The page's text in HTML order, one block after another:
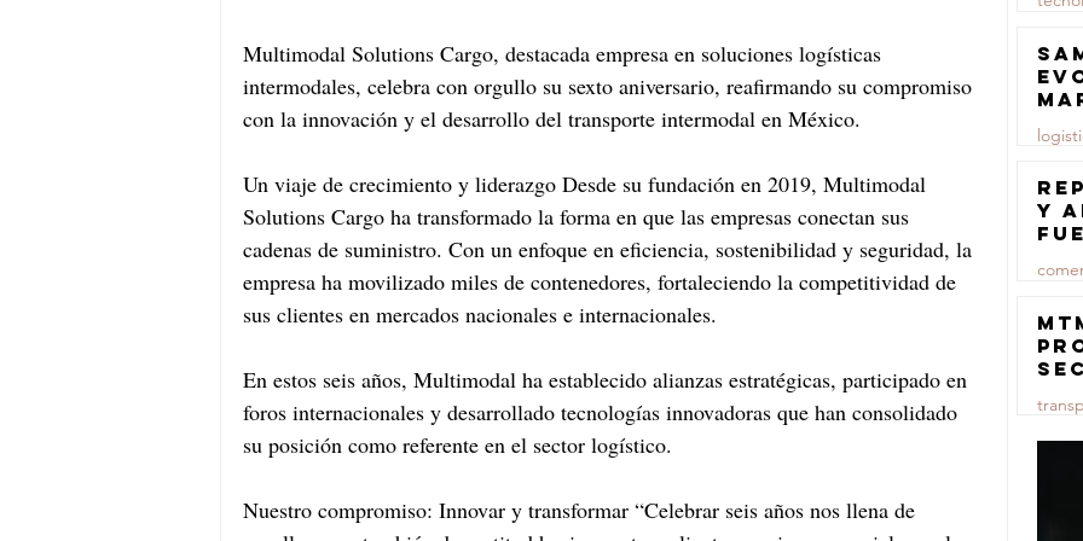
Multimodal Solutions Cargo, destacada empresa en soluciones logísticas
intermodales, celebra con orgullo su sexto aniversario, reafirmando su compromiso
con la innovación y el desarrollo del transporte intermodal en México.
Un viaje de crecimiento y liderazgo Desde su fundación en 2019, Multimodal
Solutions Cargo ha transformado la forma en que las empresas conectan sus
cadenas de suministro. Con un enfoque en eficiencia, sostenibilidad y seguridad, la
empresa ha movilizado miles de contenedores, fortaleciendo la competitividad de
sus clientes en mercados nacionales e internacionales.
En estos seis años, Multimodal ha establecido alianzas estratégicas, participado en
foros internacionales y desarrollado tecnologías innovadoras que han consolidado
su posición como referente en el sector logístico.
Nuestro compromiso: Innovar y transformar “Celebrar seis años nos llena de
23 jul
23 jul
y
23 jul